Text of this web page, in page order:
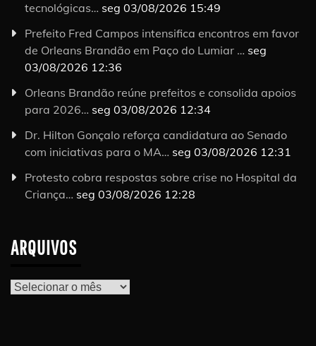
tecnológicas… seg 03/08/2026 15:49
Prefeito Fred Campos intensifica encontros em favor
de Orleans Brandão em Paço do Lumiar … seg
03/08/2026 12:36
Orleans Brandão reúne prefeitos e consolida apoios
para 2026… seg 03/08/2026 12:34
Dr. Hilton Gonçalo reforça candidatura ao Senado
com iniciativas para o MA… seg 03/08/2026 12:31
Protesto cobra respostas sobre crise no Hospital da
Criança… seg 03/08/2026 12:28
ARQUIVOS
Arquivos